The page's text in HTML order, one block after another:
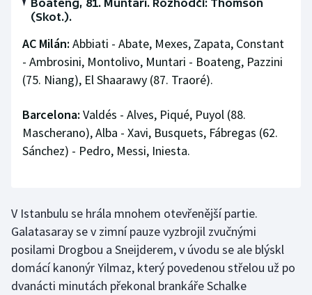
Stolní tenis
Triatlon
Veslování
Vodní slalom
Volejbal
Boateng, 81. Muntari. Rozhodčí: Thomson
(Skot.).
AC Milán: Abbiati - Abate, Mexes, Zapata, Constant
- Ambrosini, Montolivo, Muntari - Boateng, Pazzini
(75. Niang), El Shaarawy (87. Traoré).
Barcelona: Valdés - Alves, Piqué, Puyol (88.
Mascherano), Alba - Xavi, Busquets, Fábregas (62.
Sánchez) - Pedro, Messi, Iniesta.
V Istanbulu se hrála mnohem otevřenější partie.
Galatasaray se v zimní pauze vyzbrojil zvučnými
posilami Drogbou a Sneijderem, v úvodu se ale blýskl
domácí kanonýr Yilmaz, který povedenou střelou už po
dvanácti minutách překonal brankáře Schalke